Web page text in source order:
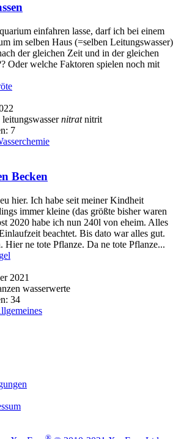
einfahren lasse, darf ich bei einem
im selben Haus (=selben Leitungswasser)
der gleichen Zeit und in der gleichen
Oder welche Faktoren spielen noch mit
leitungswassernitrat nitrit
7
Becken
hier. Ich habe seit meiner Kindheit
immer kleine (das größte bisher waren
2020 habe ich nun 240l von eheim. Alles
beachtet. Bis dato war alles gut.
Hier ne tote Pflanze. Da ne tote Pflanze...
2021
wasserwerte
34
®